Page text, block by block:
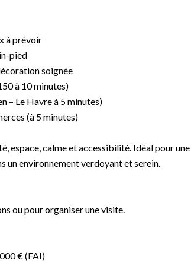
à prévoir
pied
soignée
à 10 minutes)
– Le Havre à 5 minutes)
(à 5 minutes)
espace, calme et accessibilité. Idéal pour une
un environnement verdoyant et serein.
ou pour organiser une visite.
€ (FAI)